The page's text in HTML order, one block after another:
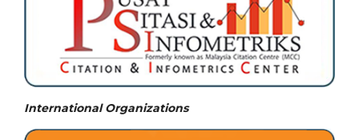
International Organizations